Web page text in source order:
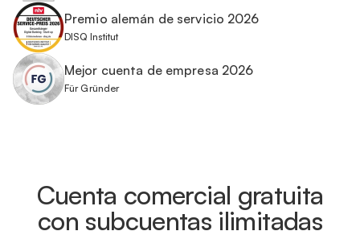
Premio alemán de servicio 2026
DISQ Institut
Mejor cuenta de empresa 2026
Für Gründer
Cuenta comercial gratuita
con subcuentas ilimitadas